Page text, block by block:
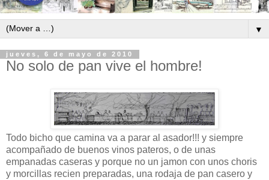
▼
jueves, 6 de mayo de 2010
No solo de pan vive el hombre!
Todo bicho que camina va a parar al asador!!! y siempre
acompañado de buenos vinos pateros, o de unas
empanadas caseras y porque no un jamon con unos choris
y morcillas recien preparadas, una rodaja de pan casero y